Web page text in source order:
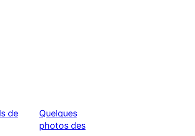
de
Quelques
photos des